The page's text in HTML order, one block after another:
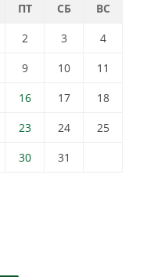
ПТ СБ
ВС
2 3
4
9 10
11
16 17
18
23 24
25
30 31